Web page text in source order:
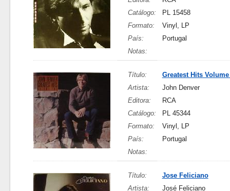
Catálogo:
PL 15458
Formato:
Vinyl, LP
País:
Portugal
Notas:
Título:
Greatest Hits Volume
Artista:
John Denver
Editora:
RCA
Catálogo:
PL 45344
Formato:
Vinyl, LP
País:
Portugal
Notas:
Título:
Jose Feliciano
Artista:
José Feliciano